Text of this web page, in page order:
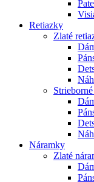
Retiazky
Zlaté
Náramky
Zlaté